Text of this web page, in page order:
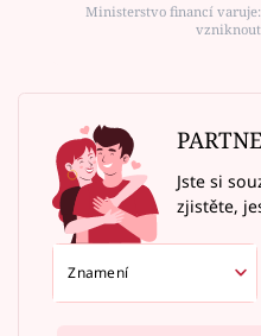
Ministerstvo financí
Jste si
zjistěte,